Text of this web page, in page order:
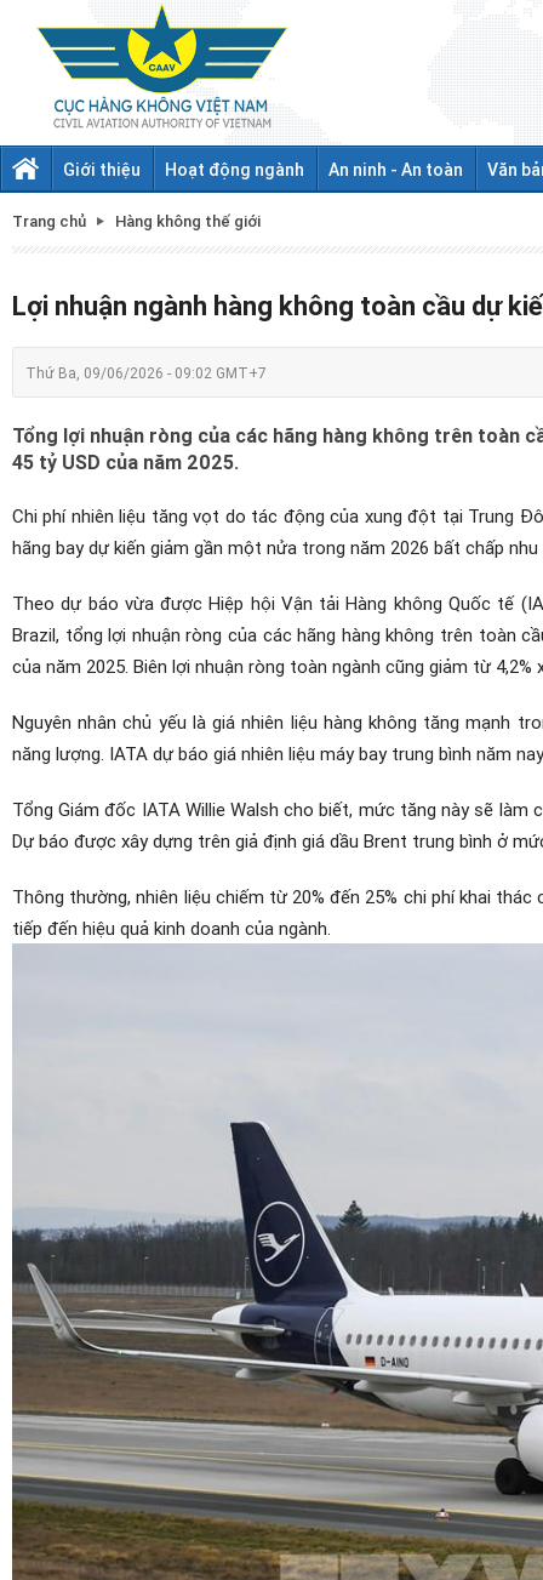
Giới thiệu Hoạt động ngành An ninh - An toàn Văn
Trang chủ Hàng không thế giới
Lợi nhuận ngành hàng không toàn cầu dự
Thứ Ba, 09/06/2026 - 09:02 GMT+7
Tổng lợi nhuận ròng của các hãng hàng không trên toàn
45 tỷ USD của năm 2025.
Chi phí nhiên liệu tăng vọt do tác động của xung đột tại Trung
hãng bay dự kiến giảm gần một nửa trong năm 2026 bất chấp
Theo dự báo vừa được Hiệp hội Vận tải Hàng không Quốc tế
Brazil, tổng lợi nhuận ròng của các hãng hàng không trên toàn
của năm 2025. Biên lợi nhuận ròng toàn ngành cũng giảm từ 4,2%
Nguyên nhân chủ yếu là giá nhiên liệu hàng không tăng mạnh
năng lượng. IATA dự báo giá nhiên liệu máy bay trung bình năm
Tổng Giám đốc IATA Willie Walsh cho biết, mức tăng này sẽ
Dự báo được xây dựng trên giả định giá dầu Brent trung bình ở
Thông thường, nhiên liệu chiếm từ 20% đến 25% chi phí khai
tiếp đến hiệu quả kinh doanh của ngành.